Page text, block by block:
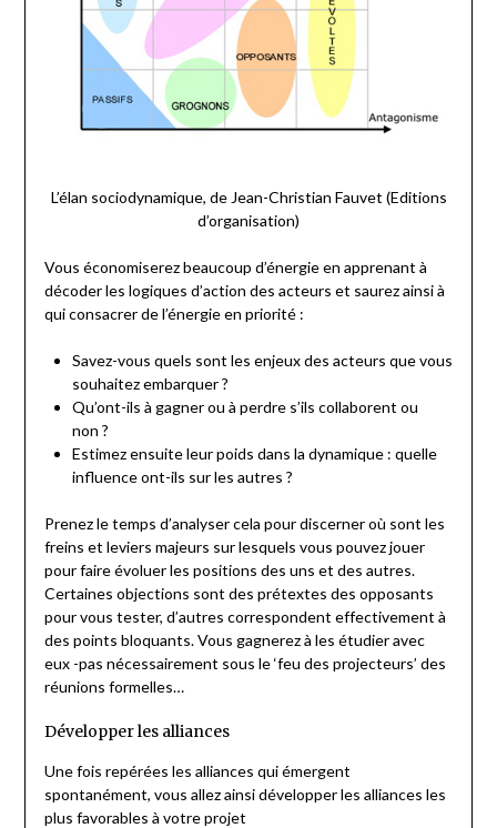
L’élan sociodynamique, de Jean-Christian Fauvet (Editions
d’organisation)
Vous économiserez beaucoup d’énergie en apprenant à
décoder les logiques d’action des acteurs et saurez ainsi à
qui consacrer de l’énergie en priorité :
Savez-vous quels sont les enjeux des acteurs que vous
souhaitez embarquer ?
Qu’ont-ils à gagner ou à perdre s’ils collaborent ou
non ?
Estimez ensuite leur poids dans la dynamique : quelle
influence ont-ils sur les autres ?
Prenez le temps d’analyser cela pour discerner où sont les
freins et leviers majeurs sur lesquels vous pouvez jouer
pour faire évoluer les positions des uns et des autres.
Certaines objections sont des prétextes des opposants
pour vous tester, d’autres correspondent effectivement à
des points bloquants. Vous gagnerez à les étudier avec
eux -pas nécessairement sous le ‘feu des projecteurs’ des
réunions formelles…
Développer les alliances
Une fois repérées les alliances qui émergent
spontanément, vous allez ainsi développer les alliances les
plus favorables à votre projet